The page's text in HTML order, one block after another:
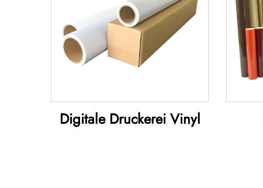
Digitale Druckerei Vinyl